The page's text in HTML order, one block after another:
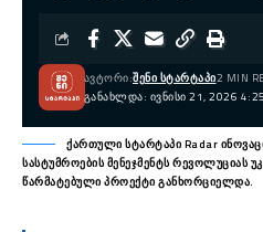
ᲒᲐᲜᲐᲮᲚᲓᲐ: ᲘᲕᲜᲘᲡᲘ 21, 2026
ᲐᲕᲢᲝᲠᲘ:ᲨᲔᲜᲘ ᲡᲢᲐᲠᲢᲐᲞᲘ2 MIN
ქართული სტარტაპი Radar
სასტუმროების მენეჯმენტს რევოლუციას
წარმატებული პროექტი განხორციელდა.